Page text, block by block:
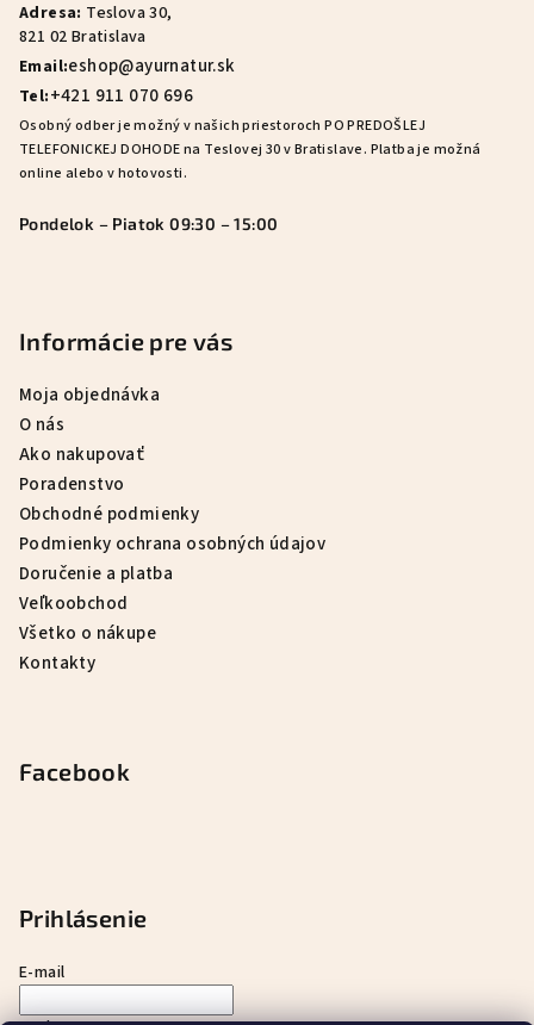
Adresa: Teslova 30,
821 02 Bratislava
Email:eshop@ayurnatur.sk
Tel:+421 911 070 696
Osobný odber je možný v našich priestoroch PO PREDOŠLEJ
TELEFONICKEJ DOHODE na Teslovej 30 v Bratislave. Platba je možná
online alebo v hotovosti.
Pondelok – Piatok 09:30 – 15:00
Informácie pre vás
Moja objednávka
O nás
Ako nakupovať
Poradenstvo
Obchodné podmienky
Podmienky ochrana osobných údajov
Doručenie a platba
Veľkoobchod
Všetko o nákupe
Kontakty
Facebook
Prihlásenie
E-mail